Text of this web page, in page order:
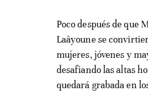
Poco después de
Laâyoune se
mujeres, jóvenes y
desafiando las altas
quedará grabada en